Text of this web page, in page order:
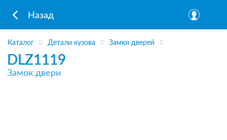
Назад
Каталог Детали кузова Замки дверей
DLZ1119
Замок двери